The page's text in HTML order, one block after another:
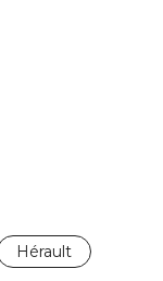
Hérault